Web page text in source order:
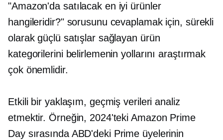
"Amazon'da satılacak en iyi ürünler
hangileridir?" sorusunu cevaplamak için, sürekli
olarak güçlü satışlar sağlayan ürün
kategorilerini belirlemenin yollarını araştırmak
çok önemlidir.
Etkili bir yaklaşım, geçmiş verileri analiz
etmektir. Örneğin, 2024'teki Amazon Prime
Day sırasında ABD'deki Prime üyelerinin